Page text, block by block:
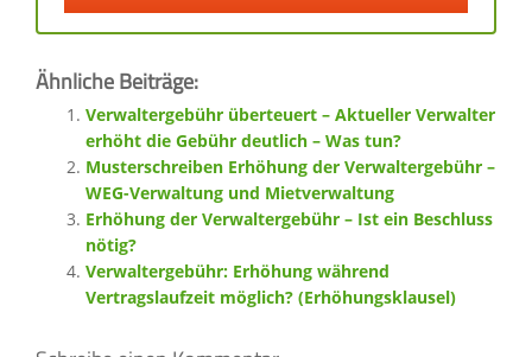
Ähnliche Beiträge:
Verwaltergebühr überteuert – Aktueller Verwalter
erhöht die Gebühr deutlich – Was tun?
Musterschreiben Erhöhung der Verwaltergebühr –
WEG-Verwaltung und Mietverwaltung
Erhöhung der Verwaltergebühr – Ist ein Beschluss
nötig?
Verwaltergebühr: Erhöhung während
Vertragslaufzeit möglich? (Erhöhungsklausel)